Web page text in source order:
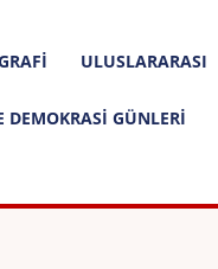
ULUSLARARASI
DEMOKRASI GÜNLERI